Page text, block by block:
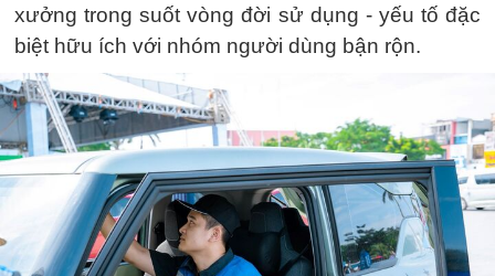
xưởng trong suốt vòng đời sử dụng - yếu tố đặc
biệt hữu ích với nhóm người dùng bận rộn.